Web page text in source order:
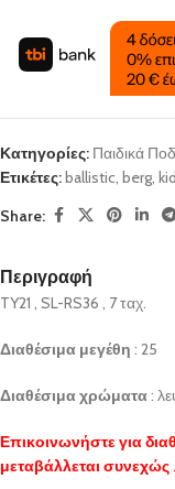
Κατηγορίες: Παιδικά
Ετικέτες: ballistic, berg,
Share:
Περιγραφή
TY21 , SL-RS36 , 7 ταχ.
Διαθέσιμα μεγέθη : 25
Διαθέσιμα χρώματα:
Επικοινωνήστε για
μεταβάλλεται συνεχώς .